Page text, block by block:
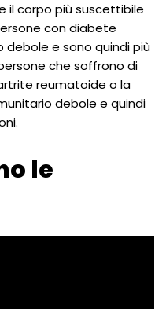
il corpo più suscettibile
con diabete
debole e sono quindi più
che soffrono di
reumatoide o la
debole e quindi
le